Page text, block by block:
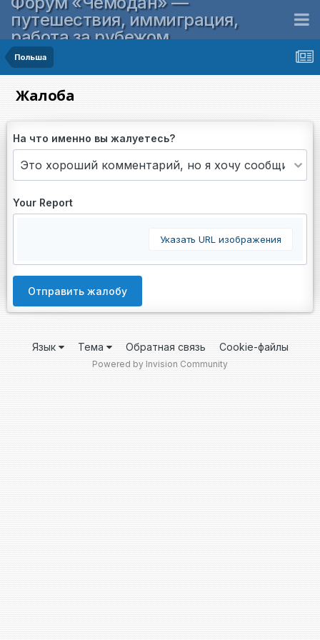
путешествия, иммиграция,
работа за рубежом
Польша
Жалоба
На что именно вы жалуетесь?
Your Report
Указать URL изображения
Отправить жалобу
Язык Тема Обратная связь Cookie-файлы
Powered by Invision Community